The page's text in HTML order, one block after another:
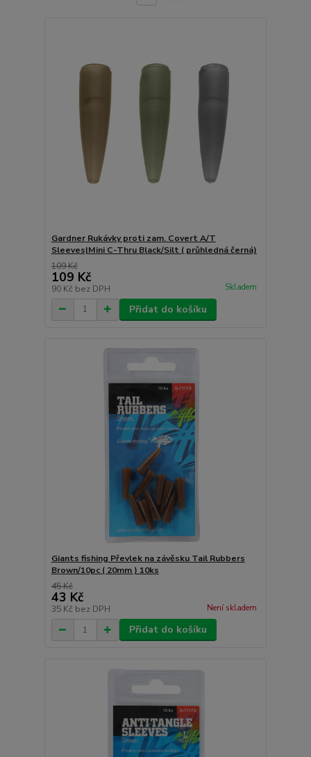
Gardner Rukávky proti zam. Covert A/T
Sleeves|Mini C-Thru Black/Silt ( průhledná černá)
109 Kč
109 Kč
90 Kč bez DPH Skladem
Přidat do košíku
Giants fishing Převlek na závěsku Tail Rubbers
Brown/10pc ( 20mm ) 10ks
45 Kč
43 Kč
35 Kč bez DPH Není skladem
Přidat do košíku